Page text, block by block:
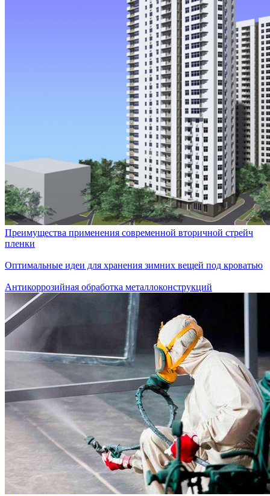
Преимущества применения современной вторичной стрейч
пленки
Оптимальные идеи для хранения зимних вещей под кроватью
Антикоррозийная обработка металлоконструкций